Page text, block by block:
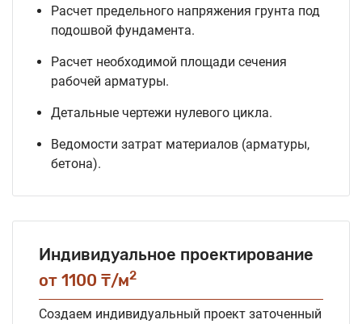
Расчет предельного напряжения грунта под
подошвой фундамента.
Расчет необходимой площади сечения
рабочей арматуры.
Детальные чертежи нулевого цикла.
Ведомости затрат материалов (арматуры,
бетона).
Индивидуальное проектирование
от 1100 ₸/м2
Создаем индивидуальный проект заточенный